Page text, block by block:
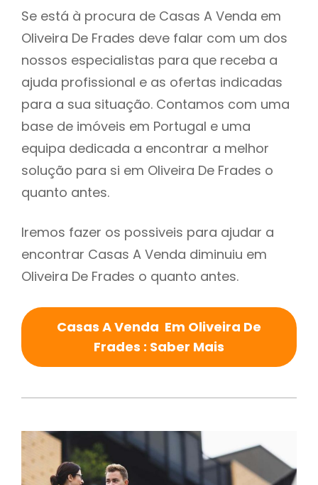
Se está à procura de Casas A Venda em
Oliveira De Frades deve falar com um dos
nossos especialistas para que receba a
ajuda profissional e as ofertas indicadas
para a sua situação. Contamos com uma
base de imóveis em Portugal e uma
equipa dedicada a encontrar a melhor
solução para si em Oliveira De Frades o
quanto antes.
Iremos fazer os possiveis para ajudar a
encontrar Casas A Venda diminuiu em
Oliveira De Frades o quanto antes.
Casas A Venda Em Oliveira De
Frades : Saber Mais